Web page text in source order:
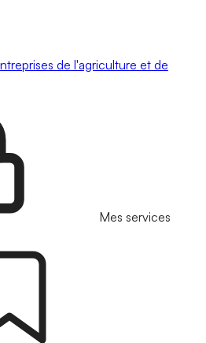
de l'agriculture et de
Mes services